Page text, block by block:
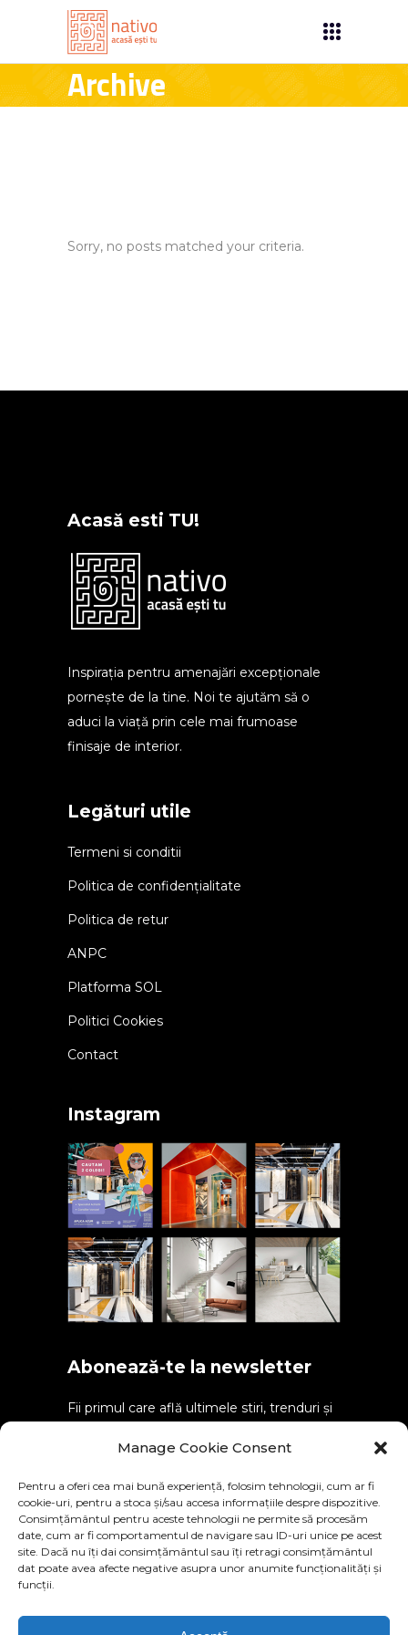
Manage Cookie Consent
Pentru a oferi cea mai bună experiență, folosim tehnologii, cum ar fi
cookie-uri, pentru a stoca și/sau accesa informațiile despre dispozitive.
Consimțământul pentru aceste tehnologii ne permite să procesăm
date, cum ar fi comportamentul de navigare sau ID-uri unice pe acest
site. Dacă nu îți dai consimțământul sau îți retragi consimțământul
dat poate avea afecte negative asupra unor anumite funcționalități și
funcții.
Archive
Sorry, no posts matched your criteria.
Acasă esti TU!
Inspirația pentru amenajări excepționale
pornește de la tine. Noi te ajutăm să o
aduci la viață prin cele mai frumoase
finisaje de interior.
Legături utile
Termeni si conditii
Politica de confidențialitate
Politica de retur
ANPC
Platforma SOL
Politici Cookies
Contact
Instagram
Abonează-te la newsletter
Fii primul care află ultimele stiri, trenduri și
SEND